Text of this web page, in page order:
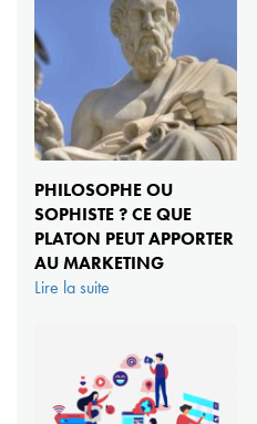
PHILOSOPHE OU
SOPHISTE ? CE QUE
PLATON PEUT APPORTER
AU MARKETING
Lire la suite